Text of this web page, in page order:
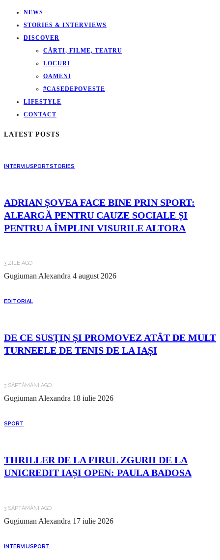
NEWS
STORIES & INTERVIEWS
DISCOVER
CĂRTI, FILME, TEATRU
LOCURI
OAMENI
#CASEDEPOVESTE
LIFESTYLE
CONTACT
LATEST POSTS
INTERVIUSPORTSTORIES
ADRIAN ȘOVEA FACE BINE PRIN SPORT:
ALEARGĂ PENTRU CAUZE SOCIALE ȘI
PENTRU A ÎMPLINI VISURILE ALTORA
3 ZILE AGO
Gugiuman Alexandra 4 august 2026
EDITORIAL
DE CE SUSȚIN ȘI PROMOVEZ ATÂT DE MULT
TURNEELE DE TENIS DE LA IAȘI
3 SĂPTĂMÂNI AGO
Gugiuman Alexandra 18 iulie 2026
SPORT
THRILLER DE LA FIRUL ZGURII DE LA
UNICREDIT IAȘI OPEN: PAULA BADOSA
3 SĂPTĂMÂNI AGO
Gugiuman Alexandra 17 iulie 2026
INTERVIUSPORT